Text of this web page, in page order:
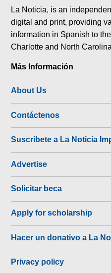
La Noticia, is an
digital and print, providing
information in Spanish to
Charlotte and North
Más Información
About Us
Contáctenos
Suscríbete a La Noticia
Advertise
Solicitar beca
Apply for scholarship
Hacer un donativo a La
Privacy policy